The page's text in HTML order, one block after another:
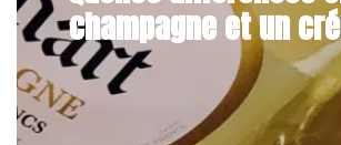
champagne et un